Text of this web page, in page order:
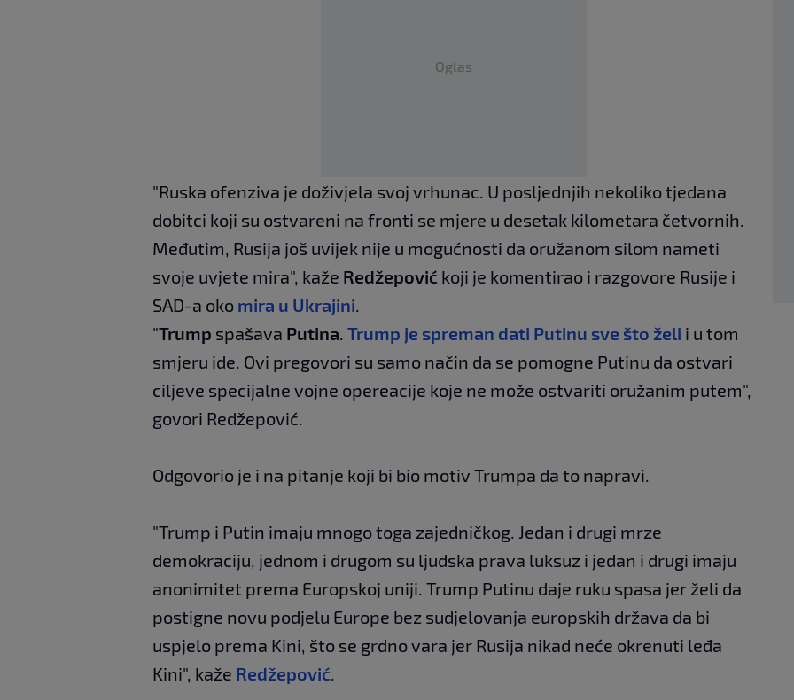
Oglas
"Ruska ofenziva je doživjela svoj vrhunac. U posljednjih nekoliko tjedana
dobitci koji su ostvareni na fronti se mjere u desetak kilometara četvornih.
Međutim, Rusija još uvijek nije u mogućnosti da oružanom silom nameti
svoje uvjete mira", kaže Redžepović koji je komentirao i razgovore Rusije i
SAD-a oko mira u Ukrajini.
"Trump spašava Putina. Trump je spreman dati Putinu sve što želi i u tom
smjeru ide. Ovi pregovori su samo način da se pomogne Putinu da ostvari
ciljeve specijalne vojne opereacije koje ne može ostvariti oružanim putem",
govori Redžepović.
Odgovorio je i na pitanje koji bi bio motiv Trumpa da to napravi.
"Trump i Putin imaju mnogo toga zajedničkog. Jedan i drugi mrze
demokraciju, jednom i drugom su ljudska prava luksuz i jedan i drugi imaju
anonimitet prema Europskoj uniji. Trump Putinu daje ruku spasa jer želi da
postigne novu podjelu Europe bez sudjelovanja europskih država da bi
uspjelo prema Kini, što se grdno vara jer Rusija nikad neće okrenuti leđa
Kini", kaže Redžepović.